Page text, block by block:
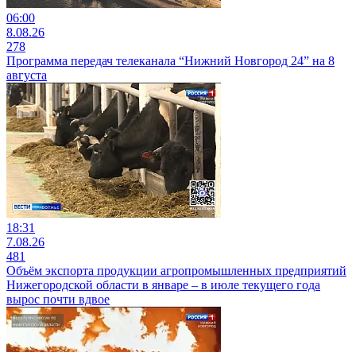
06:00
8.08.26
278
Программа передач телеканала “Нижний Новгород 24” на 8
августа
18:31
7.08.26
481
Объём экспорта продукции агропромышленных предприятий
Нижегородской области в январе – в июле текущего года
вырос почти вдвое